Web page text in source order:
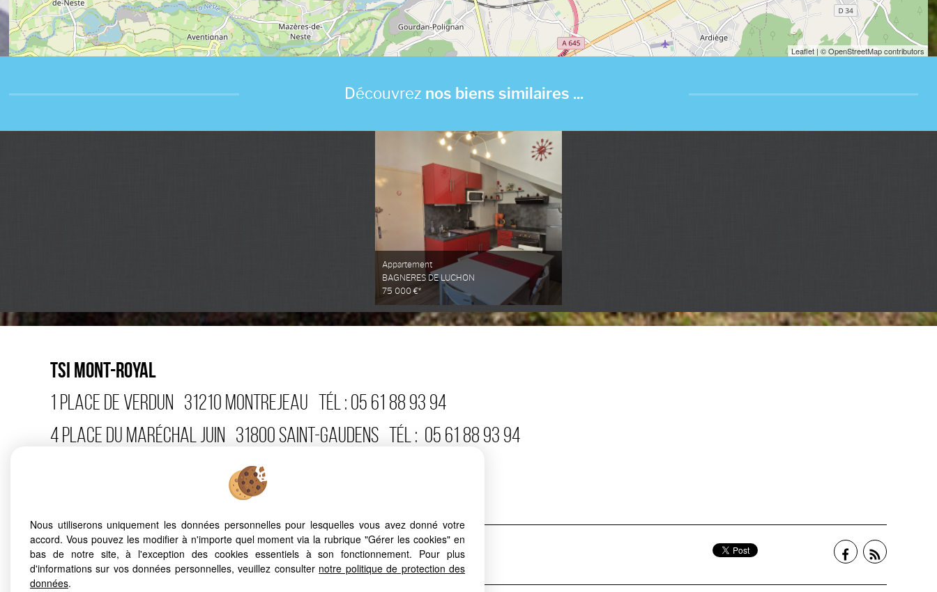
Leaflet| © OpenStreetMap contributors
Découvrez nos biens similaires ...
Appartement
BAGNERES DE LUCHON
75 000 €*
TSI MONT-ROYAL
1 PLACE DE VERDUN 31210 MONTREJEAU TÉL : 05 61 88 93 94
4 PLACE DU MARÉCHAL JUIN 31800 SAINT-GAUDENS TÉL : 05 61 88 93 94
LUCHON
31220CAZÈRES
Mentions Légales Politique de protection des données Gérer les cookies Nos barèmes d'honoraires
Ajouter aux favoris Accès Propriétaire
Nous utiliserons uniquement les données personnelles pour lesquelles vous avez donné votre
accord. Vous pouvez les modifier à n'importe quel moment via la rubrique "Gérer les cookies" en
bas de notre site, à l'exception des cookies essentiels à son fonctionnement. Pour plus
d'informations sur vos données personnelles, veuillez consulter notre politique de protection des
données.